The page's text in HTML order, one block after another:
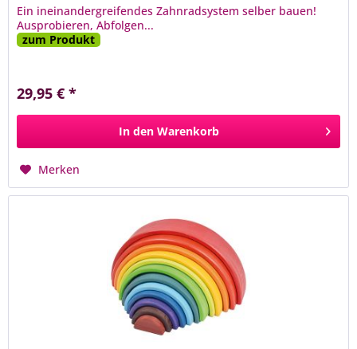
Ein ineinandergreifendes Zahnradsystem selber bauen!
Ausprobieren, Abfolgen...
zum Produkt
29,95 € *
In den Warenkorb
Merken